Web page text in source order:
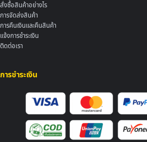
สั่งซื้อสินค้าอย่างไร
การจัดส่งสินค้า
การคืนเงินและคืนสินค้า
แจ้งการชำระเงิน
ติดต่อเรา
การชำระเงิน